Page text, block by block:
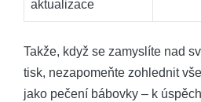
aktualizace
Takže, když se zamyslíte nad
tisk, nezapomeňte zohlednit
jako pečení ​bábovky – k